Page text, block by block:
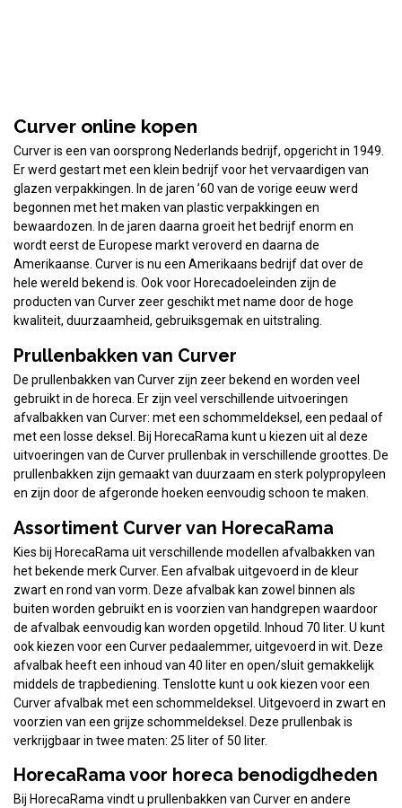
Curver online kopen
Curver is een van oorsprong Nederlands bedrijf, opgericht in 1949.
Er werd gestart met een klein bedrijf voor het vervaardigen van
glazen verpakkingen. In de jaren ’60 van de vorige eeuw werd
begonnen met het maken van plastic verpakkingen en
bewaardozen. In de jaren daarna groeit het bedrijf enorm en
wordt eerst de Europese markt veroverd en daarna de
Amerikaanse. Curver is nu een Amerikaans bedrijf dat over de
hele wereld bekend is. Ook voor Horecadoeleinden zijn de
producten van Curver zeer geschikt met name door de hoge
kwaliteit, duurzaamheid, gebruiksgemak en uitstraling.
Prullenbakken van Curver
De prullenbakken van Curver zijn zeer bekend en worden veel
gebruikt in de horeca. Er zijn veel verschillende uitvoeringen
afvalbakken van Curver: met een schommeldeksel, een pedaal of
met een losse deksel. Bij HorecaRama kunt u kiezen uit al deze
uitvoeringen van de Curver prullenbak in verschillende groottes. De
prullenbakken zijn gemaakt van duurzaam en sterk polypropyleen
en zijn door de afgeronde hoeken eenvoudig schoon te maken.
Assortiment Curver van HorecaRama
Kies bij HorecaRama uit verschillende modellen afvalbakken van
het bekende merk Curver. Een afvalbak uitgevoerd in de kleur
zwart en rond van vorm. Deze afvalbak kan zowel binnen als
buiten worden gebruikt en is voorzien van handgrepen waardoor
de afvalbak eenvoudig kan worden opgetild. Inhoud 70 liter. U kunt
ook kiezen voor een Curver pedaalemmer, uitgevoerd in wit. Deze
afvalbak heeft een inhoud van 40 liter en open/sluit gemakkelijk
middels de trapbediening. Tenslotte kunt u ook kiezen voor een
Curver afvalbak met een schommeldeksel. Uitgevoerd in zwart en
voorzien van een grijze schommeldeksel. Deze prullenbak is
verkrijgbaar in twee maten: 25 liter of 50 liter.
HorecaRama voor horeca benodigdheden
Bij HorecaRama vindt u prullenbakken van Curver en andere